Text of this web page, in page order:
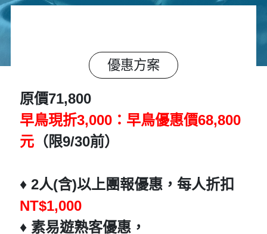
優惠方案
原價71,800
早鳥現折3,000：早鳥優惠價68,800
元（限9/30前）
♦️ 2人(含)以上團報優惠，每人折扣
NT$1,000
♦️ 素易遊熟客優惠，